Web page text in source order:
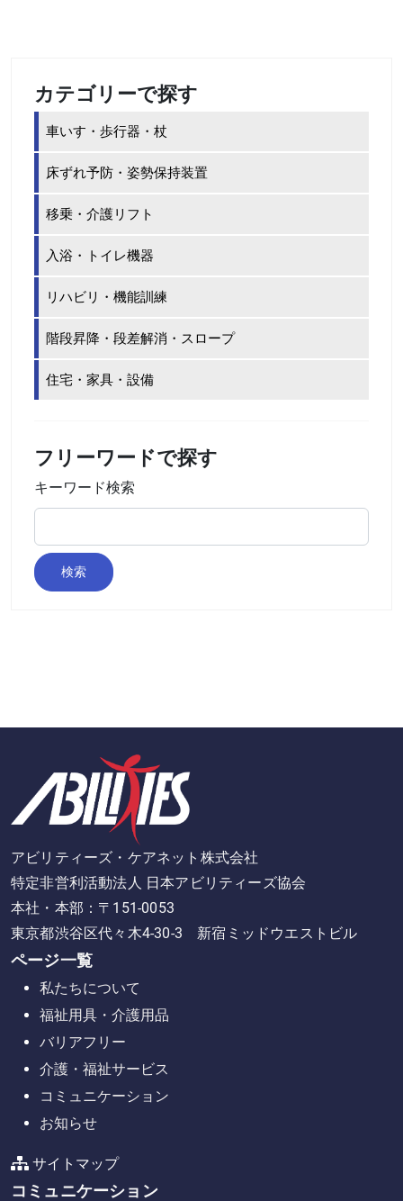
カテゴリーで探す
車いす・歩行器・杖
床ずれ予防・姿勢保持装置
移乗・介護リフト
入浴・トイレ機器
リハビリ・機能訓練
階段昇降・段差解消・スロープ
住宅・家具・設備
フリーワードで探す
キーワード検索
アビリティーズ・ケアネット株式会社
特定非営利活動法人 日本アビリティーズ協会
本社・本部：〒151-0053
東京都渋谷区代々木4-30-3 新宿ミッドウエストビル
ページ一覧
私たちについて
福祉用具・介護用品
バリアフリー
介護・福祉サービス
コミュニケーション
お知らせ
サイトマップ
コミュニケーション